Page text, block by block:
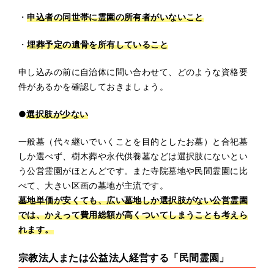
・申込者の同世帯に霊園の所有者がいないこと
・埋葬予定の遺骨を所有していること
申し込みの前に自治体に問い合わせて、どのような資格要
件があるかを確認しておきましょう。
●選択肢が少ない
一般墓（代々継いでいくことを目的としたお墓）と合祀墓
しか選べず、樹木葬や永代供養墓などは選択肢にないとい
う公営霊園がほとんどです。また寺院墓地や民間霊園に比
べて、大きい区画の墓地が主流です。
墓地単価が安くても、広い墓地しか選択肢がない公営霊園
では、かえって費用総額が高くついてしまうことも考えら
れます。
宗教法人または公益法人経営する「民間霊園」